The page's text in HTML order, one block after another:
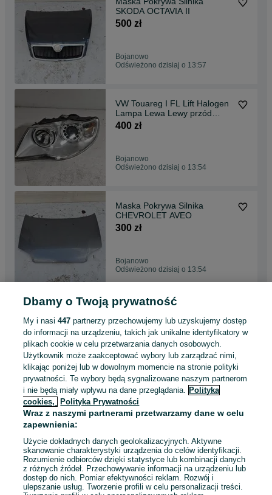
SKODA OCTAVIA II
500 zł
Bojanowo
Odświeżono dzisiaj o 13:57
VW Touareg I FL Lift Halogen
Lampa Lewa Lewy przód
7L6941031
400 zł
Bojanowo
Odświeżono dzisiaj o 13:54
Maska Pokrywa Silnika
CHEVROLET AVEO
300 zł
Bojanowo
Odświeżono dzisiaj o 13:54
Maska Pokrywa Silnika
SKODA FABIA I kod 9910
500 zł
Bojanowo
Odświeżono dzisiaj o 13:52
VW Caddy III FL Lift Bi-Xenon
+ Led Lampy przód komplet
Bojanowo
Odświeżono dzisiaj o 13:46
Dbamy o Twoją prywatność
My i nasi447 partnerzy przechowujemy lub uzyskujemy dostęp
do informacji na urządzeniu, takich jak unikalne identyfikatory w
plikach cookie w celu przetwarzania danych osobowych.
Użytkownik może zaakceptować wybory lub zarządzać nimi,
klikając poniżej lub w dowolnym momencie na stronie polityki
prywatności. Te wybory będą sygnalizowane naszym partnerom
i nie będą miały wpływu na dane przeglądania. Polityka
cookies,
Polityka Prywatności
Wraz z naszymi partnerami przetwarzamy dane w celu
zapewnienia:
Użycie dokładnych danych geolokalizacyjnych. Aktywne
skanowanie charakterystyki urządzenia do celów identyfikacji.
Rozumienie odbiorców dzięki statystyce lub kombinacji danych
z różnych źródeł. Przechowywanie informacji na urządzeniu lub
dostęp do nich. Pomiar efektywności reklam. Rozwój i
ulepszanie usług. Tworzenie profili w celu personalizacji treści.